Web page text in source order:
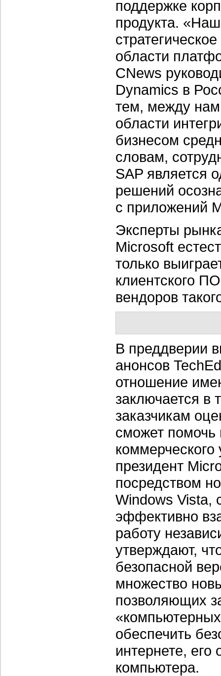
поддержке
продукта.
области
CNews
Dynamics в
тем, между
области
бизнесом
словам,
SAP является
решений
с приложений
Эксперты
Microsoft
только
клиентского
вендоров
В преддверии
анонсов
отношение
заключается в
заказчикам
сможет
президент
посредством
Windows Vista,
эффективно
работу
утверждают,
безопасной
множество
позволяющих
обеспечить
интернете,
компьютера.